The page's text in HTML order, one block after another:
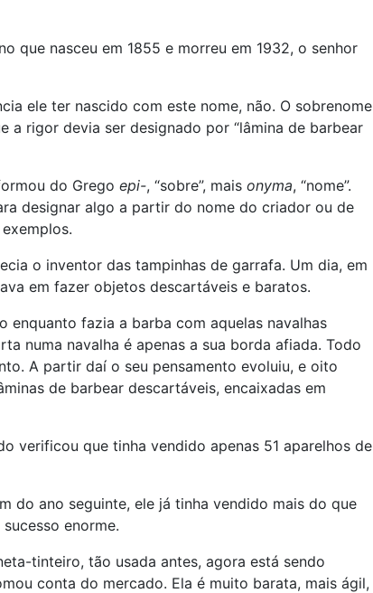
que nasceu em 1855 e morreu em 1932, o senhor
ele ter nascido com este nome, não. O sobrenome
a rigor devia ser designado por “lâmina de barbear
do Grego epi-, “sobre”, mais onyma, “nome”.
designar algo a partir do nome do criador ou de
exemplos.
o inventor das tampinhas de garrafa. Um dia, em
em fazer objetos descartáveis e baratos.
enquanto fazia a barba com aquelas navalhas
numa navalha é apenas a sua borda afiada. Todo
A partir daí o seu pensamento evoluiu, e oito
de barbear descartáveis, encaixadas em
verificou que tinha vendido apenas 51 aparelhos de
do ano seguinte, ele já tinha vendido mais do que
enorme.
tinteiro, tão usada antes, agora está sendo
conta do mercado. Ela é muito barata, mais ágil,